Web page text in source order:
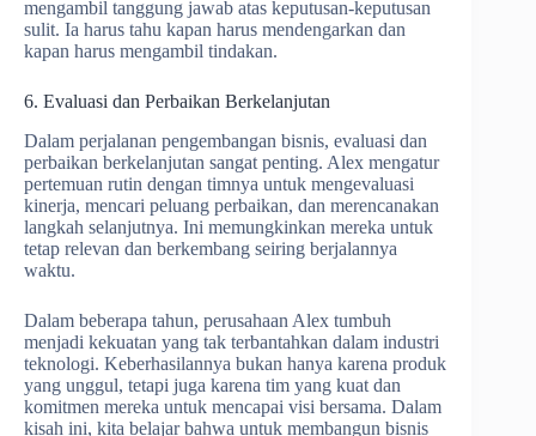
mengambil tanggung jawab atas keputusan-keputusan
sulit. Ia harus tahu kapan harus mendengarkan dan
kapan harus mengambil tindakan.
6. Evaluasi dan Perbaikan Berkelanjutan
Dalam perjalanan pengembangan bisnis, evaluasi dan
perbaikan berkelanjutan sangat penting. Alex mengatur
pertemuan rutin dengan timnya untuk mengevaluasi
kinerja, mencari peluang perbaikan, dan merencanakan
langkah selanjutnya. Ini memungkinkan mereka untuk
tetap relevan dan berkembang seiring berjalannya
waktu.
Dalam beberapa tahun, perusahaan Alex tumbuh
menjadi kekuatan yang tak terbantahkan dalam industri
teknologi. Keberhasilannya bukan hanya karena produk
yang unggul, tetapi juga karena tim yang kuat dan
komitmen mereka untuk mencapai visi bersama. Dalam
kisah ini, kita belajar bahwa untuk membangun bisnis